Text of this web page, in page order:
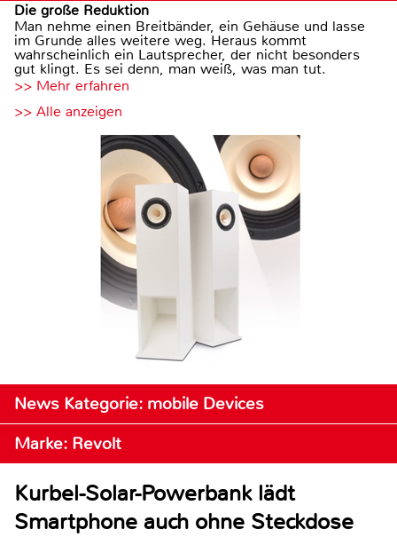
Die große Reduktion
Man nehme einen Breitbänder, ein Gehäuse und lasse
im Grunde alles weitere weg. Heraus kommt
wahrscheinlich ein Lautsprecher, der nicht besonders
gut klingt. Es sei denn, man weiß, was man tut.
>> Mehr erfahren
>> Alle anzeigen
News Kategorie: mobile Devices
Marke: Revolt
Kurbel-Solar-Powerbank lädt
Smartphone auch ohne Steckdose